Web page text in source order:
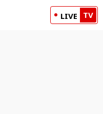
LIVE TV